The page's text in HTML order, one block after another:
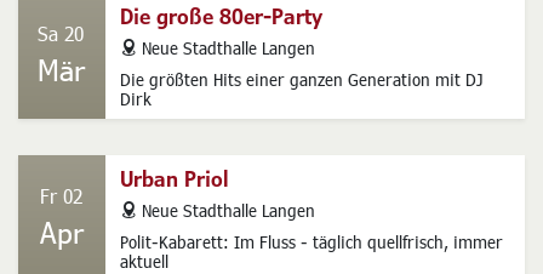
Die große 80er-Party
Die größten Hits einer ganzen Generation mit DJ
Dirk
Sa 20
Mär
address
Neue Stadthalle Langen
Urban Priol
Polit-Kabarett: Im Fluss - täglich quellfrisch, immer
aktuell
Fr 02
Apr
address
Neue Stadthalle Langen